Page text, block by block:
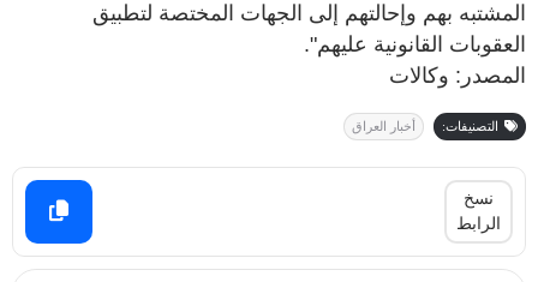
المشتبه بهم وإحالتهم إلى الجهات المختصة لتطبيق
العقوبات القانونية عليهم".
المصدر: وكالات
التصنيفات: أخبار العراق
نسخ
الرابط